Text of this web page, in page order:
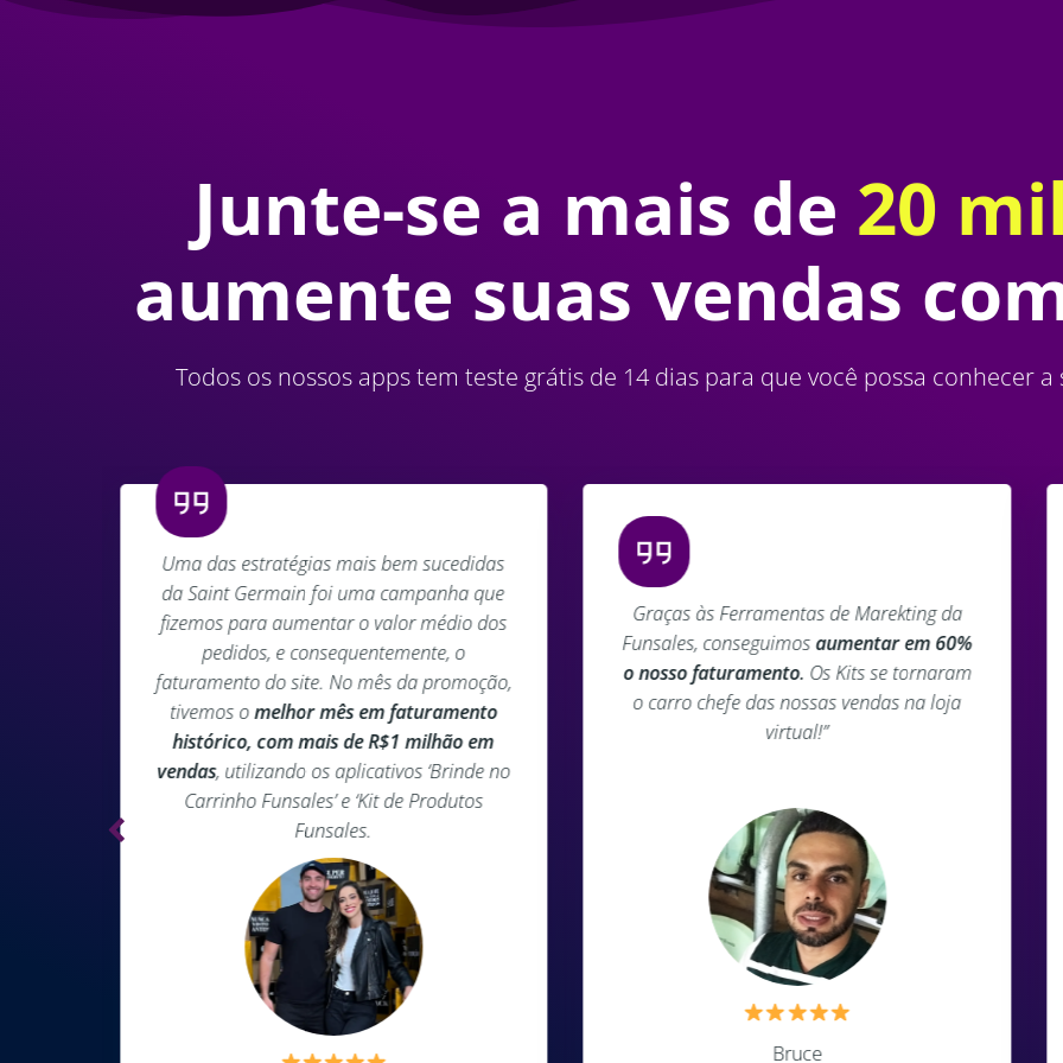
Junte-se a mais de 20 mil
aumente suas vendas
Todos os nossos apps tem teste grátis de 14 dias para que você possa conhecer
Uma das estratégias mais bem sucedidas
da Saint Germain foi uma campanha que
fizemos para aumentar o valor médio dos
pedidos, e consequentemente, o
faturamento do site. No mês da promoção,
tivemos omelhor mês em faturamento
histórico, com mais de R$1 milhão em
vendas, utilizando os aplicativos ‘Brinde no
Carrinho Funsales’ e ‘Kit de Produtos
Funsales.
Graças às Ferramentas de Marekting da
Funsales, conseguimosaumentar em 60%
o nosso faturamento. Os Kits se tornaram
o carro chefe das nossas vendas na loja
virtual!”
Bruce